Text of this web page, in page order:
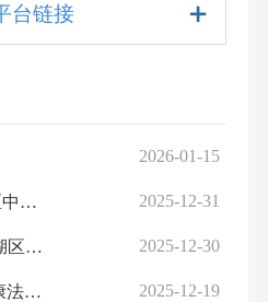
台链接
2026-01-15
吴家山街道怡景社区中医养生讲座开讲 健康相伴迎元旦 2025-12-31
尝鲜·东西湖丨东西湖区2026年1月上旬文旅体活动预告 2025-12-30
社区双讲座齐开 健康法治双护航 2025-12-19